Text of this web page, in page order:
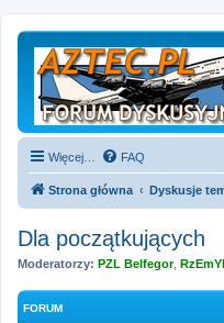
Więcej… FAQ
Strona główna Dyskusje
Dla początkujących
Moderatorzy: PZL Belfegor,
FORUM